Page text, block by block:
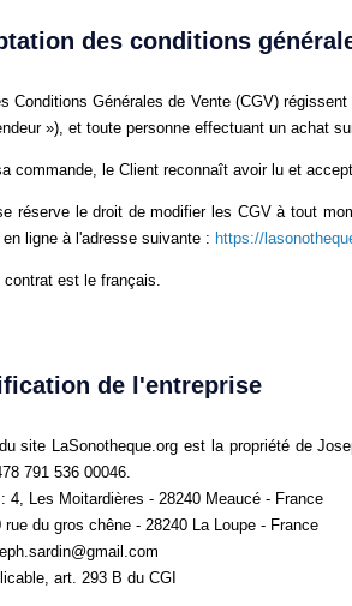
des conditions
Conditions Générales de Vente (CGV)
»), et toute personne effectuant un achat
commande, le Client reconnaît avoir lu et
réserve le droit de modifier les CGV à tout
ligne à l'adresse suivante : https://
contrat est le français.
de l'entreprise
site LaSonotheque.org est la propriété de
791 536 00046.
4, Les Moitardières - 28240 Meaucé - France
rue du gros chêne - 28240 La Loupe - France
art. 293 B du CGI